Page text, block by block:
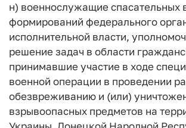
н) военнослужащие спасательных
формирований федерального
исполнительной власти,
решение задач в области
принимавшие участие в ходе
военной операции в проведении
обезвреживанию и (или)
взрывоопасных предметов на